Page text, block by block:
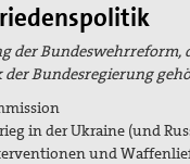
der
Bundesregierung
in der Ukraine (und
und